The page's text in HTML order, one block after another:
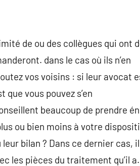
de ou des collègues qui ont
dans le cas où ils n’en
vos voisins : si leur avocat
vous pouvez s’en
beaucoup de prendre
ou bien moins à votre
leur bilan ? Dans ce dernier cas,
les pièces du traitement qu’il